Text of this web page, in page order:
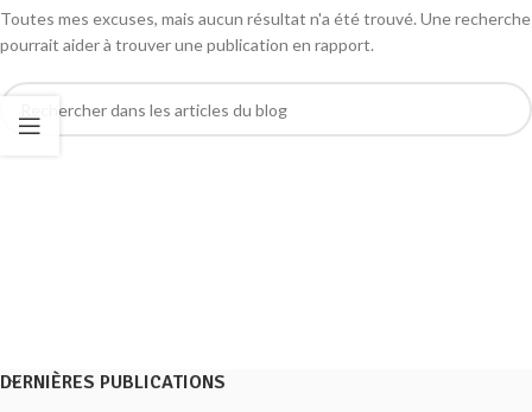
Toutes mes excuses, mais aucun résultat n'a été trouvé. Une recherche
pourrait aider à trouver une publication en rapport.
DERNIÈRES PUBLICATIONS